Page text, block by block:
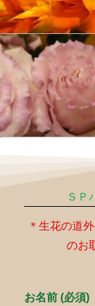
ＳＰ
＊生花の道
のお
お名前 (必須)